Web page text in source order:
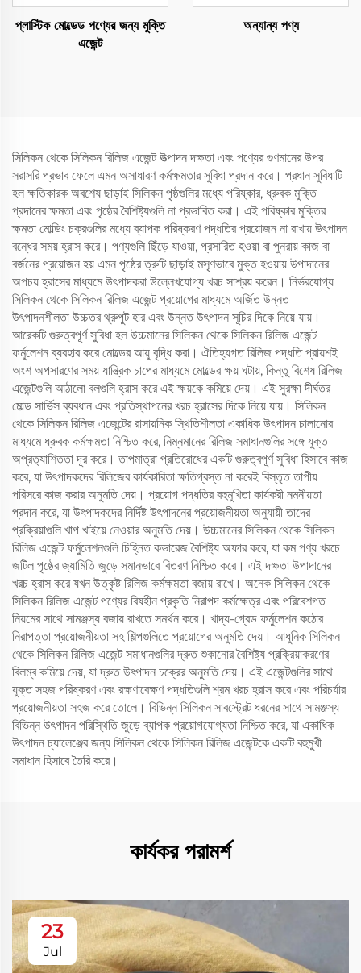
প্লাস্টিক মোল্ডেড পণ্যের জন্য মুক্তি
এজেন্ট
অন্যান্য পণ্য
সিলিকন থেকে সিলিকন রিলিজ এজেন্ট উত্পাদন দক্ষতা এবং পণ্যের গুণমানের উপর
সরাসরি প্রভাব ফেলে এমন অসাধারণ কর্মক্ষমতার সুবিধা প্রদান করে। প্রধান সুবিধাটি
হল ক্ষতিকারক অবশেষ ছাড়াই সিলিকন পৃষ্ঠগুলির মধ্যে পরিষ্কার, ধ্রুবক মুক্তি
প্রদানের ক্ষমতা এবং পৃষ্ঠের বৈশিষ্ট্যগুলি না প্রভাবিত করা। এই পরিষ্কার মুক্তির
ক্ষমতা মোল্ডিং চক্রগুলির মধ্যে ব্যাপক পরিষ্করণ পদ্ধতির প্রয়োজন না রাখায় উৎপাদন
বন্ধের সময় হ্রাস করে। পণ্যগুলি ছিঁড়ে যাওয়া, প্রসারিত হওয়া বা পুনরায় কাজ বা
বর্জনের প্রয়োজন হয় এমন পৃষ্ঠের ত্রুটি ছাড়াই মসৃণভাবে মুক্ত হওয়ায় উপাদানের
অপচয় হ্রাসের মাধ্যমে উৎপাদকরা উল্লেখযোগ্য খরচ সাশ্রয় করেন। নির্ভরযোগ্য
সিলিকন থেকে সিলিকন রিলিজ এজেন্ট প্রয়োগের মাধ্যমে অর্জিত উন্নত
উৎপাদনশীলতা উচ্চতর থ্রুপুট হার এবং উন্নত উৎপাদন সূচির দিকে নিয়ে যায়।
আরেকটি গুরুত্বপূর্ণ সুবিধা হল উচ্চমানের সিলিকন থেকে সিলিকন রিলিজ এজেন্ট
ফর্মুলেশন ব্যবহার করে মোল্ডের আয়ু বৃদ্ধি করা। ঐতিহ্যগত রিলিজ পদ্ধতি প্রায়শই
অংশ অপসারণের সময় যান্ত্রিক চাপের মাধ্যমে মোল্ডের ক্ষয় ঘটায়, কিন্তু বিশেষ রিলিজ
এজেন্টগুলি আঠালো বলগুলি হ্রাস করে এই ক্ষয়কে কমিয়ে দেয়। এই সুরক্ষা দীর্ঘতর
মোল্ড সার্ভিস ব্যবধান এবং প্রতিস্থাপনের খরচ হ্রাসের দিকে নিয়ে যায়। সিলিকন
থেকে সিলিকন রিলিজ এজেন্টের রাসায়নিক স্থিতিশীলতা একাধিক উৎপাদন চালানোর
মাধ্যমে ধ্রুবক কর্মক্ষমতা নিশ্চিত করে, নিম্নমানের রিলিজ সমাধানগুলির সঙ্গে যুক্ত
অপ্রত্যাশিততা দূর করে। তাপমাত্রা প্রতিরোধের একটি গুরুত্বপূর্ণ সুবিধা হিসাবে কাজ
করে, যা উৎপাদকদের রিলিজের কার্যকারিতা ক্ষতিগ্রস্ত না করেই বিস্তৃত তাপীয়
পরিসরে কাজ করার অনুমতি দেয়। প্রয়োগ পদ্ধতির বহুমুখিতা কার্যকরী নমনীয়তা
প্রদান করে, যা উৎপাদকদের নির্দিষ্ট উৎপাদনের প্রয়োজনীয়তা অনুযায়ী তাদের
প্রক্রিয়াগুলি খাপ খাইয়ে নেওয়ার অনুমতি দেয়। উচ্চমানের সিলিকন থেকে সিলিকন
রিলিজ এজেন্ট ফর্মুলেশনগুলি চিহ্নিত কভারেজ বৈশিষ্ট্য অফার করে, যা কম পণ্য খরচে
জটিল পৃষ্ঠের জ্যামিতি জুড়ে সমানভাবে বিতরণ নিশ্চিত করে। এই দক্ষতা উপাদানের
খরচ হ্রাস করে যখন উত্কৃষ্ট রিলিজ কর্মক্ষমতা বজায় রাখে। অনেক সিলিকন থেকে
সিলিকন রিলিজ এজেন্ট পণ্যের বিষহীন প্রকৃতি নিরাপদ কর্মক্ষেত্র এবং পরিবেশগত
নিয়মের সাথে সামঞ্জস্য বজায় রাখতে সমর্থন করে। খাদ্য-গ্রেড ফর্মুলেশন কঠোর
নিরাপত্তা প্রয়োজনীয়তা সহ শিল্পগুলিতে প্রয়োগের অনুমতি দেয়। আধুনিক সিলিকন
থেকে সিলিকন রিলিজ এজেন্ট সমাধানগুলির দ্রুত শুকানোর বৈশিষ্ট্য প্রক্রিয়াকরণের
বিলম্ব কমিয়ে দেয়, যা দ্রুত উৎপাদন চক্রের অনুমতি দেয়। এই এজেন্টগুলির সাথে
যুক্ত সহজ পরিষ্করণ এবং রক্ষণাবেক্ষণ পদ্ধতিগুলি শ্রম খরচ হ্রাস করে এবং পরিচর্যার
প্রয়োজনীয়তা সহজ করে তোলে। বিভিন্ন সিলিকন সাবস্ট্রেট ধরনের সাথে সামঞ্জস্য
বিভিন্ন উৎপাদন পরিস্থিতি জুড়ে ব্যাপক প্রয়োগযোগ্যতা নিশ্চিত করে, যা একাধিক
উৎপাদন চ্যালেঞ্জের জন্য সিলিকন থেকে সিলিকন রিলিজ এজেন্টকে একটি বহুমুখী
সমাধান হিসাবে তৈরি করে।
কার্যকর পরামর্শ
23
Jul